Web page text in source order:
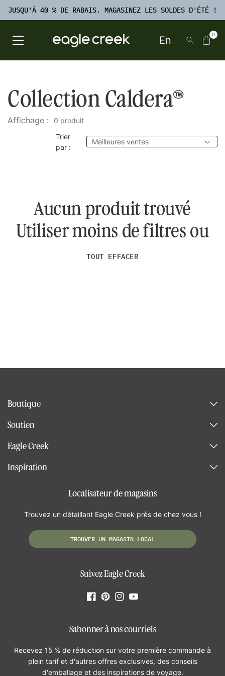
CONTENU
FOOTER
JUSQU'À 40 % DE RABAIS. MAGASINEZ LES SOLDES D'ÉTÉ !
Open Main MenuEagle Creek Canada En 0
Collection Caldera™
Affichage :
0 produit
Trier
par :
Aucun produit trouvé
Utiliser moins de filtres ou
TOUT EFFACER
Boutique
Soutien
Eagle Creek
Inspiration
Localisateur de magasins
Trouvez un détaillant Eagle Creek près de chez vous !
TROUVER UN MAGASIN LOCAL
Suivez Eagle Creek
Facebook
Pinterest
Instagram
YouTube
S'abonner à nos courriels
Recevez 15 % de réduction sur votre première commande à
plein tarif et d'autres offres exclusives, des conseils
d'emballage et des inspirations de voyage.